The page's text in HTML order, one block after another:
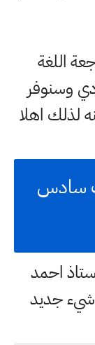
اللغة
وسنوفر
لذلك اهلا
سادس
احمد
جديد